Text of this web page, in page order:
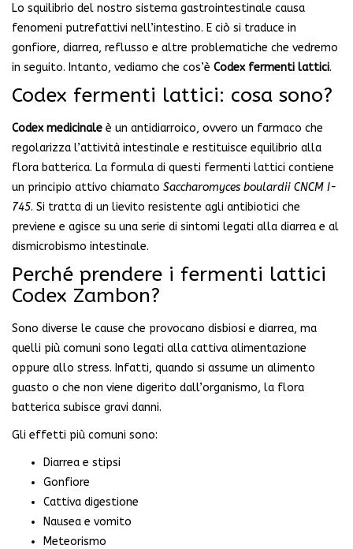
Lo squilibrio del nostro sistema gastrointestinale causa
fenomeni putrefattivi nell’intestino. E ciò si traduce in
gonfiore, diarrea, reflusso e altre problematiche che vedremo
in seguito. Intanto, vediamo che cos’è Codex fermenti lattici.
Codex fermenti lattici: cosa sono?
Codex medicinale è un antidiarroico, ovvero un farmaco che
regolarizza l’attività intestinale e restituisce equilibrio alla
flora batterica. La formula di questi fermenti lattici contiene
un principio attivo chiamato Saccharomyces boulardii CNCM I-
745. Si tratta di un lievito resistente agli antibiotici che
previene e agisce su una serie di sintomi legati alla diarrea e al
dismicrobismo intestinale.
Perché prendere i fermenti lattici
Codex Zambon?
Sono diverse le cause che provocano disbiosi e diarrea, ma
quelli più comuni sono legati alla cattiva alimentazione
oppure allo stress. Infatti, quando si assume un alimento
guasto o che non viene digerito dall’organismo, la flora
batterica subisce gravi danni.
Gli effetti più comuni sono:
Diarrea e stipsi
Gonfiore
Cattiva digestione
Nausea e vomito
Meteorismo